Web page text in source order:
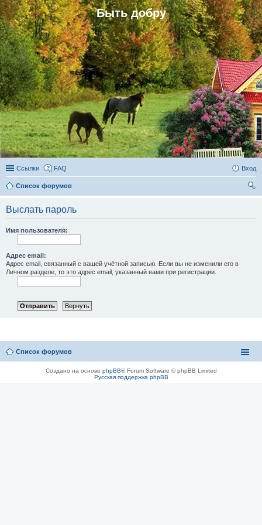
Быть добру
Ссылки FAQ Вход
Список форумов
Выслать пароль
Имя пользователя:
Адрес email:
Адрес email, связанный с вашей учётной записью. Если вы не изменили его в
Личном разделе, то это адрес email, указанный вами при регистрации.
Список форумов
Создано на основе phpBB® Forum Software © phpBB Limited
Русская поддержка phpBB